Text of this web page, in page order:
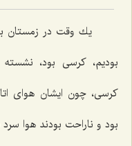
یك وقت در زمستان
بودیم، كرسی بود،
كرسی، چون ایشان هوای
بود و ناراحت بودند هوا